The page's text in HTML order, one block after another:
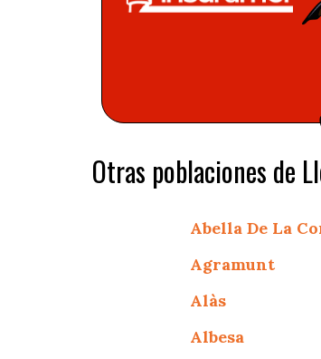
Otras poblaciones de
Abella De La
Agramunt
Alàs
Albesa